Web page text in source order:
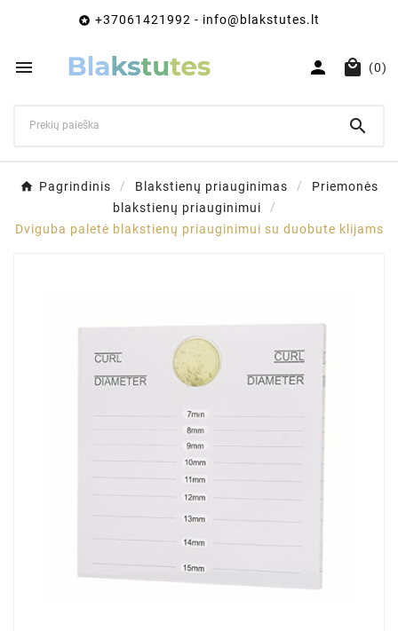
 +37061421992 - info@blakstutes.lt
   (0)

Pagrindinis Blakstienų priauginimas
Priemonės
blakstienų priauginimui
Dviguba paletė blakstienų priauginimui su duobute klijams